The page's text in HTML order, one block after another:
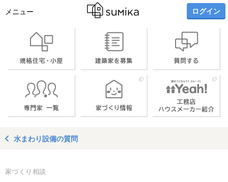
メニュー ログイン
水まわり設備の質問
家づくり相談